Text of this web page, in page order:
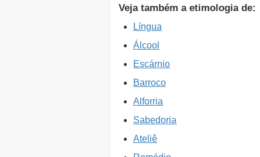
Veja também a etimologia de:
Língua
Álcool
Escárnio
Barroco
Alforria
Sabedoria
Ateliê